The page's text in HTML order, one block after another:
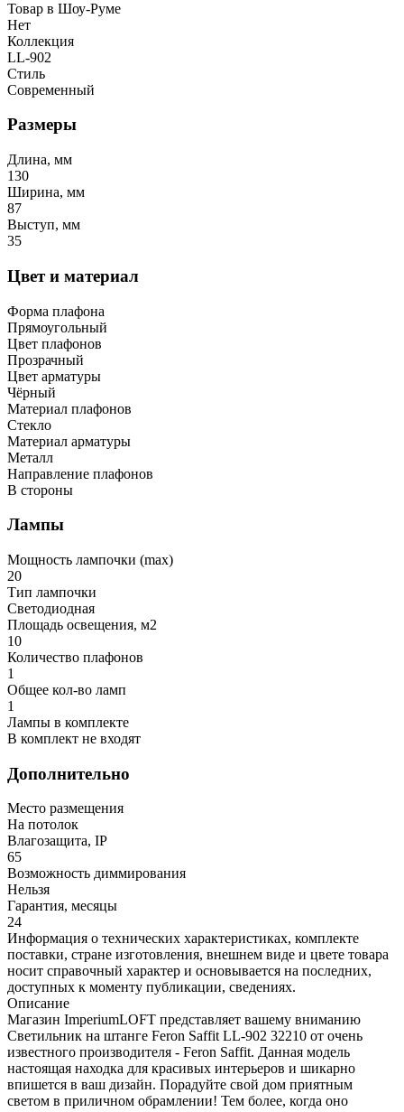
Товар в Шоу-Руме
Нет
Коллекция
LL-902
Стиль
Современный
Размеры
Длина, мм
130
Ширина, мм
87
Выступ, мм
35
Цвет и материал
Форма плафона
Прямоугольный
Цвет плафонов
Прозрачный
Цвет арматуры
Чёрный
Материал плафонов
Стекло
Материал арматуры
Металл
Направление плафонов
В стороны
Лампы
Мощность лампочки (max)
20
Тип лампочки
Светодиодная
Площадь освещения, м2
10
Количество плафонов
1
Общее кол-во ламп
1
Лампы в комплекте
В комплект не входят
Дополнительно
Место размещения
На потолок
Влагозащита, IP
65
Возможность диммирования
Нельзя
Гарантия, месяцы
24
Информация о технических характеристиках, комплекте
поставки, стране изготовления, внешнем виде и цвете товара
носит справочный характер и основывается на последних,
доступных к моменту публикации, сведениях.
Описание
Магазин ImperiumLOFT представляет вашему вниманию
Светильник на штанге Feron Saffit LL-902 32210 от очень
известного производителя - Feron Saffit. Данная модель
настоящая находка для красивых интерьеров и шикарно
впишется в ваш дизайн. Порадуйте свой дом приятным
светом в приличном обрамлении! Тем более, когда оно